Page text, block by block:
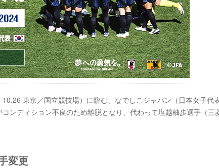
東京／国立競技場）に臨む、なでしこジャパン（日本女子代
ンディション不良のため離脱となり、代わって塩越柚歩選手（三
変更